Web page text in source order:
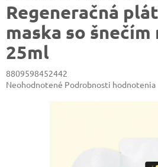
Regeneračná
maska so šnečím
25ml
8809598452442
Priemerné
Neohodnotené Podrobnosti hodnotenia